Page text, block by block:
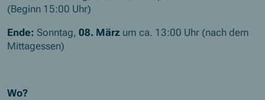
(Beginn 15:00 Uhr)
Ende: Sonntag,08. März um ca. 13:00 Uhr (nach dem
Mittagessen)
Wo?